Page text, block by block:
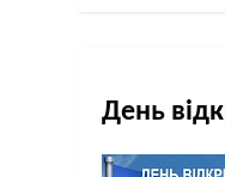
День